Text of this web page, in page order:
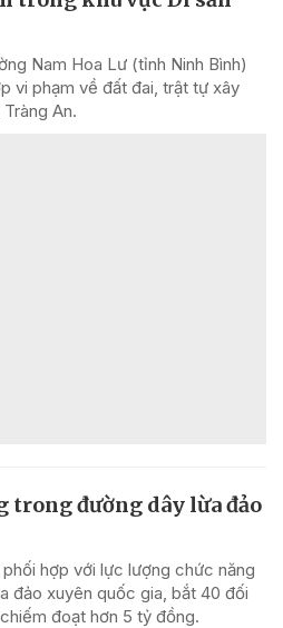
Nam Hoa Lư (tỉnh Ninh Bình)
vi phạm về đất đai, trật tự xây
An.
trong đường dây lừa đảo
hợp với lực lượng chức năng
đảo xuyên quốc gia, bắt 40 đối
đoạt hơn 5 tỷ đồng.